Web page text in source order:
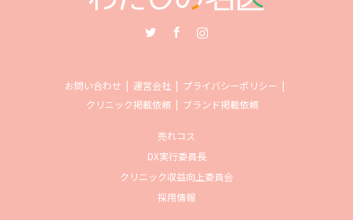
お問い合わせ 運営会社
プライバシーポリシー
クリニック掲載依頼
ブランド掲載依頼
売れコス
DX実行委員長
クリニック収益向上委員会
採用情報